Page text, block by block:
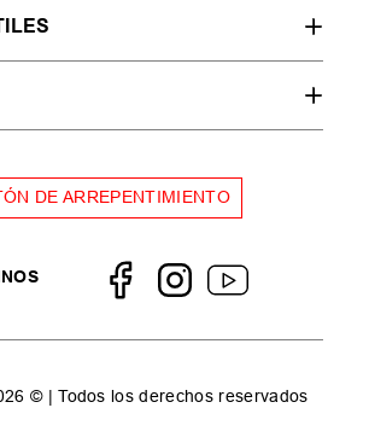
DE ARREPENTIMIENTO
© | Todos los derechos reservados